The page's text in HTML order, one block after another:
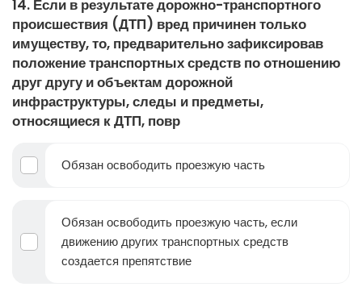
14. Если в результате дорожно-транспортного
происшествия (ДТП) вред причинен только
имуществу, то, предварительно зафиксировав
положение транспортных средств по отношению
друг другу и объектам дорожной
инфраструктуры, следы и предметы,
относящиеся к ДТП, повр
Обязан освободить проезжую часть
Обязан освободить проезжую часть, если
движению других транспортных средств
создается препятствие